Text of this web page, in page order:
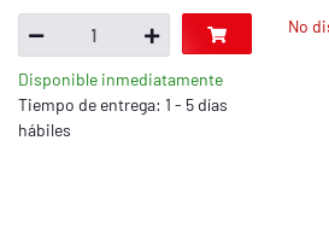
Disponible inmediatamente
Tiempo de entrega: 1 - 5 días
hábiles
No